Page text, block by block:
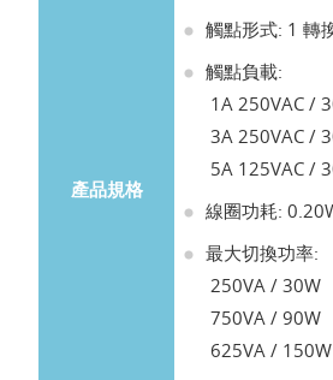
產品規格
觸點形式: 1 轉
觸點負載:
1A 250VAC /
3A 250VAC /
5A 125VAC /
線圈功耗:
最大切換功率:
250VA / 30W
750VA / 90W
625VA / 150W